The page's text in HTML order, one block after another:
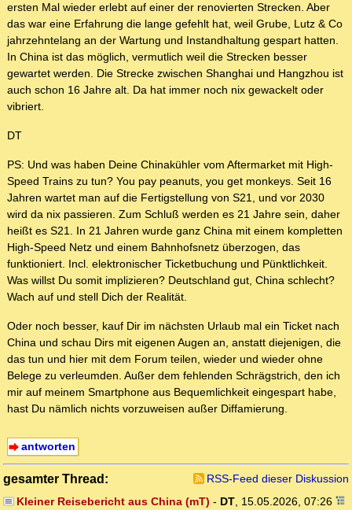
ersten Mal wieder erlebt auf einer der renovierten Strecken. Aber
das war eine Erfahrung die lange gefehlt hat, weil Grube, Lutz & Co
jahrzehntelang an der Wartung und Instandhaltung gespart hatten.
In China ist das möglich, vermutlich weil die Strecken besser
gewartet werden. Die Strecke zwischen Shanghai und Hangzhou ist
auch schon 16 Jahre alt. Da hat immer noch nix gewackelt oder
vibriert.
DT
PS: Und was haben Deine Chinakühler vom Aftermarket mit High-
Speed Trains zu tun? You pay peanuts, you get monkeys. Seit 16
Jahren wartet man auf die Fertigstellung von S21, und vor 2030
wird da nix passieren. Zum Schluß werden es 21 Jahre sein, daher
heißt es S21. In 21 Jahren wurde ganz China mit einem kompletten
High-Speed Netz und einem Bahnhofsnetz überzogen, das
funktioniert. Incl. elektronischer Ticketbuchung und Pünktlichkeit.
Was willst Du somit implizieren? Deutschland gut, China schlecht?
Wach auf und stell Dich der Realität.
Oder noch besser, kauf Dir im nächsten Urlaub mal ein Ticket nach
China und schau Dirs mit eigenen Augen an, anstatt diejenigen, die
das tun und hier mit dem Forum teilen, wieder und wieder ohne
Belege zu verleumden. Außer dem fehlenden Schrägstrich, den ich
mir auf meinem Smartphone aus Bequemlichkeit eingespart habe,
hast Du nämlich nichts vorzuweisen außer Diffamierung.
antworten
gesamter Thread:
RSS-Feed dieser Diskussion
Kleiner Reisebericht aus China (mT) - DT, 15.05.2026, 07:26